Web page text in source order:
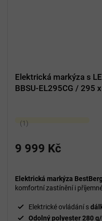
Elektrická markýza s
BBSU-EL295CG / 295
Průměrné
produktu
z
5
9 999 Kč
Elektrická markýza
komfortní zastínění i
Elektrické ovládání s
Odolný polyester 280 g/